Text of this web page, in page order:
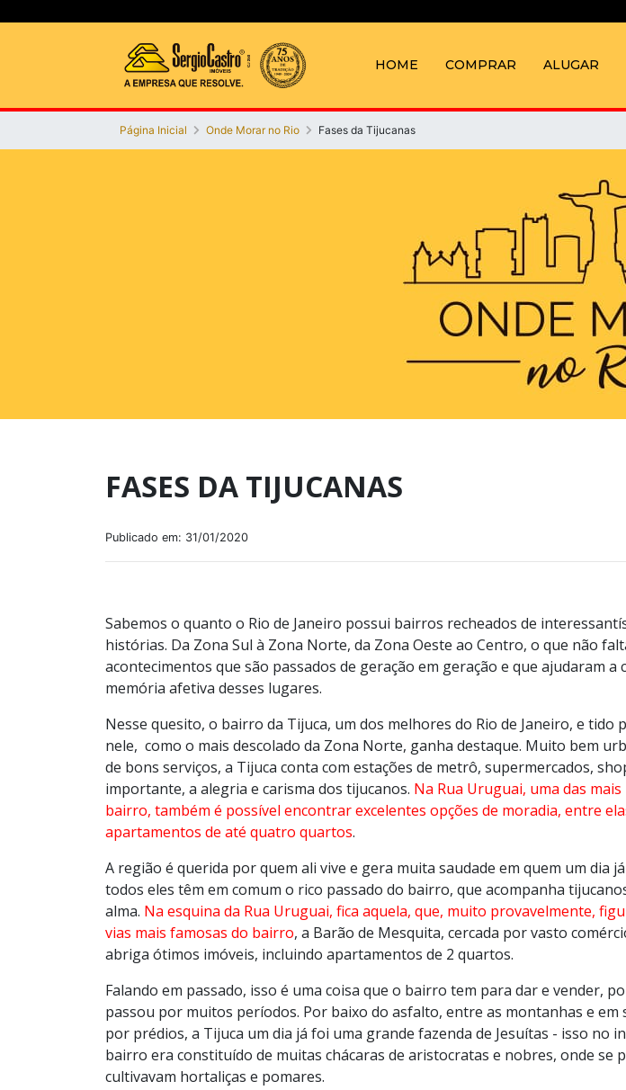
HOME COMPRAR ALUGAR
Página Inicial Onde Morar no Rio Fases da Tijucanas
FASES DA TIJUCANAS
Publicado em: 31/01/2020
Sabemos o quanto o Rio de Janeiro possui bairros recheados de
histórias. Da Zona Sul à Zona Norte, da Zona Oeste ao Centro, o que não
acontecimentos que são passados de geração em geração e que ajudaram a
memória afetiva desses lugares.
Nesse quesito, o bairro da Tijuca, um dos melhores do Rio de Janeiro, e tido
nele, como o mais descolado da Zona Norte, ganha destaque. Muito bem
de bons serviços, a Tijuca conta com estações de metrô, supermercados,
importante, a alegria e carisma dos tijucanos. Na Rua Uruguai, uma das
bairro, também é possível encontrar excelentes opções de moradia, entre
apartamentos de até quatro quartos.
A região é querida por quem ali vive e gera muita saudade em quem um dia
todos eles têm em comum o rico passado do bairro, que acompanha
alma. Na esquina da Rua Uruguai, fica aquela, que, muito provavelmente,
vias mais famosas do bairro, a Barão de Mesquita, cercada por vasto
abriga ótimos imóveis, incluindo apartamentos de 2 quartos.
Falando em passado, isso é uma coisa que o bairro tem para dar e vender,
passou por muitos períodos. Por baixo do asfalto, entre as montanhas e em
por prédios, a Tijuca um dia já foi uma grande fazenda de Jesuítas - isso no
bairro era constituído de muitas chácaras de aristocratas e nobres, onde se
cultivavam hortaliças e pomares.